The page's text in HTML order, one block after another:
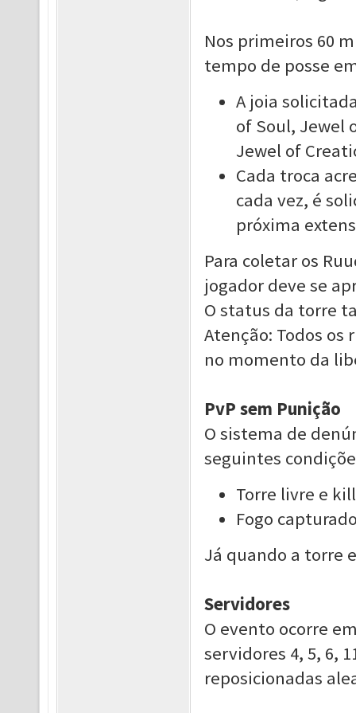
Nos primeiros 60
tempo de posse
A joia
of Soul, Jewel
Jewel of
Cada troca
cada vez, é
próxima
Para coletar os
jogador deve se
O status da torre
Atenção: Todos os
no momento da
PvP sem Punição
O sistema de
seguintes
Torre livre e
Fogo
Já quando a torre
Servidores
O evento ocorre
servidores 4, 5, 6,
reposicionadas